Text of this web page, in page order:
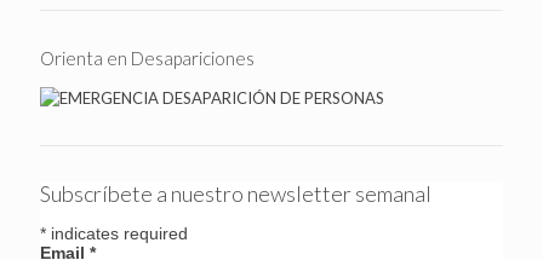
Orienta en Desapariciones
Subscríbete a nuestro newsletter semanal
* indicates required
Email *